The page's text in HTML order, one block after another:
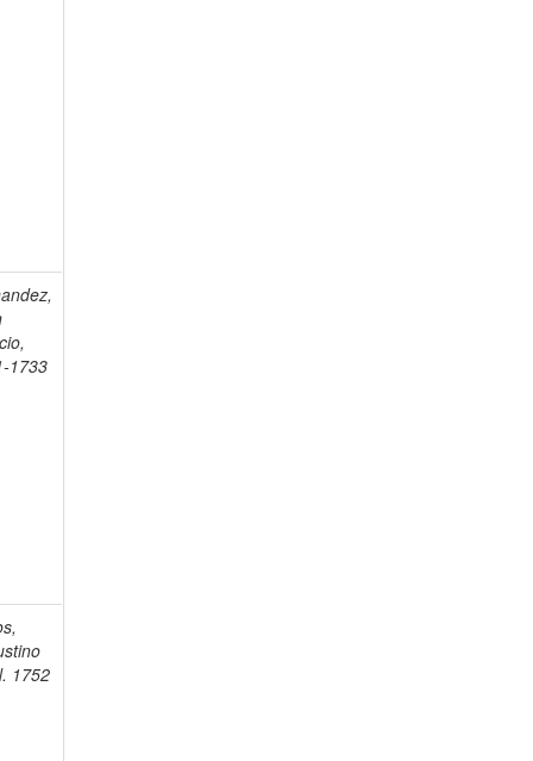
1733
1752